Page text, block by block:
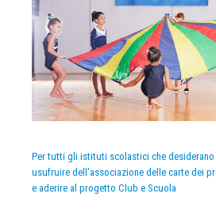
Per tutti gli istituti scolastici che
usufruire dell’associazione delle carte dei
e aderire al progetto Club e Scuola